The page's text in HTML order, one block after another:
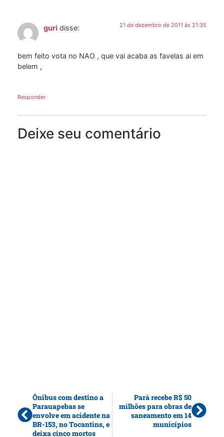
guri disse: 21 de dezembro de 2011 às 21:35
bem feito vota no NAO , que vai acaba as favelas ai em
belem ,
Responder
Deixe seu comentário
Ônibus com destino a
Parauapebas se
envolve em acidente na
BR-153, no Tocantins, e
deixa cinco mortos
Pará recebe R$ 50
milhões para obras de
saneamento em 14
municípios